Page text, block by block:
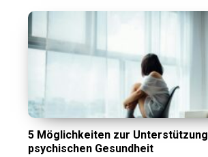
5 Möglichkeiten zur
psychischen Gesundheit